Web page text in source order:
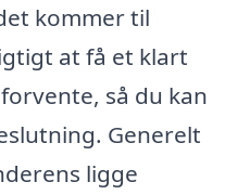
kommer til
at få et klart
så du kan
Generelt
ligge